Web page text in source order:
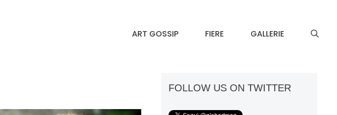
ART GOSSIP FIERE GALLERIE
FOLLOW US ON TWITTER